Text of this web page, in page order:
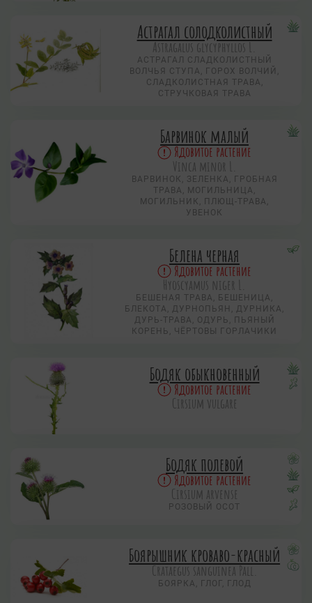
Астрагал солодколистный
Astragalus glycyphyllos L.
АСТРАГАЛ СЛАДКОЛИСТНЫЙ
ВОЛЧЬЯ СТУПА, ГОРОХ ВОЛЧИЙ,
СЛАДКОЛИСТНАЯ ТРАВА,
СТРУЧКОВАЯ ТРАВА
Барвинок малый
Ядовитое растение
Vinca minor L.
ВАРВИНОК, ЗЕЛЕНКА, ГРОБНАЯ
ТРАВА, МОГИЛЬНИЦА,
МОГИЛЬНИК, ПЛЮЩ-ТРАВА,
УВЕНОК
Белена черная
Ядовитое растение
Hyoscyamus niger L.
БЕШЕНАЯ ТРАВА, БЕШЕНИЦА,
БЛЕКОТА, ДУРНОПЬЯН, ДУРНИКА,
ДУРЬ-ТРАВА, ОДУРЬ, ПЬЯНЫЙ
КОРЕНЬ, ЧЁРТОВЫ ГОРЛАЧИКИ
Бодяк обыкновенный
Ядовитое растение
Cirsium vulgare
Бодяк полевой
Ядовитое растение
Cirsium arvense
РОЗОВЫЙ ОСОТ
Боярышник кроваво-красный
Crataegus sanguinea Pall.
БОЯРКА, ГЛОГ, ГЛОД